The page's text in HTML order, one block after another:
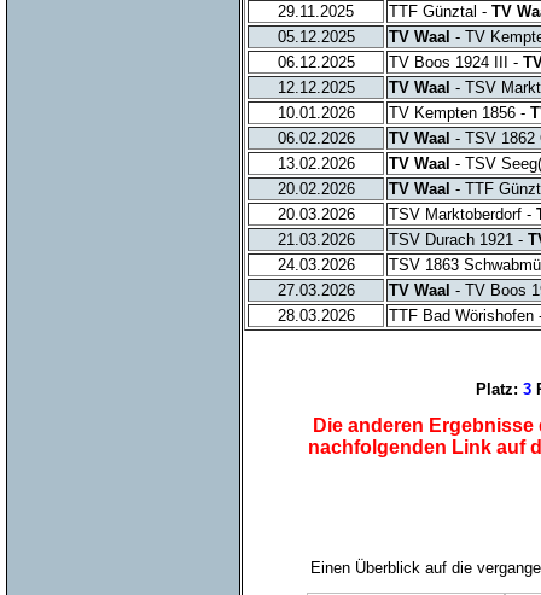
29.11.2025
TTF Günztal - TV
05.12.2025
TV Waal - TV
06.12.2025
TV Boos 1924 III -
12.12.2025
TV Waal - TSV
10.01.2026
TV Kempten 1856 -
06.02.2026
TV Waal - TSV 1862
13.02.2026
TV Waal - TSV
20.02.2026
TV Waal - TTF
20.03.2026
TSV Marktoberdorf -
21.03.2026
TSV Durach 1921 -
24.03.2026
TSV 1863
27.03.2026
TV Waal - TV Boos
28.03.2026
TTF Bad
Platz: 3
Die anderen
nachfolgenden Link auf
Einen Überblick auf die